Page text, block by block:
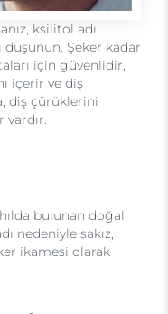
ksilitol adı
düşünün. Şeker kadar
için güvenlidir,
içerir ve diş
diş çürüklerini
bulunan doğal
nedeniyle sakız,
ikamesi olarak